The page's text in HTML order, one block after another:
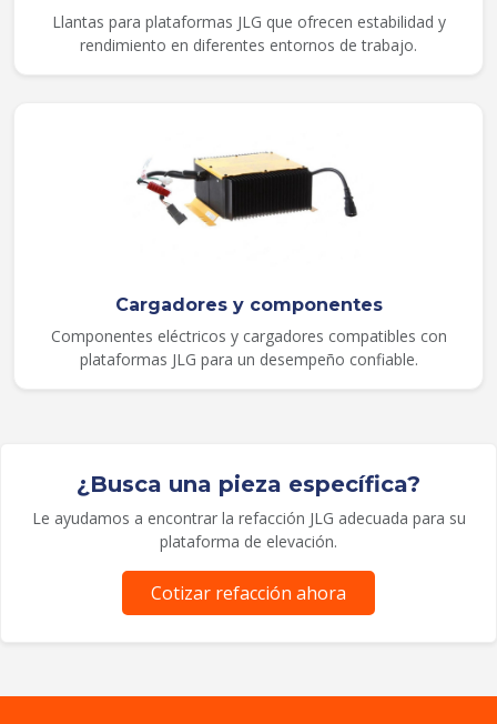
Llantas para plataformas JLG que ofrecen estabilidad y
rendimiento en diferentes entornos de trabajo.
Cargadores y componentes
Componentes eléctricos y cargadores compatibles con
plataformas JLG para un desempeño confiable.
¿Busca una pieza específica?
Le ayudamos a encontrar la refacción JLG adecuada para su
plataforma de elevación.
Cotizar refacción ahora